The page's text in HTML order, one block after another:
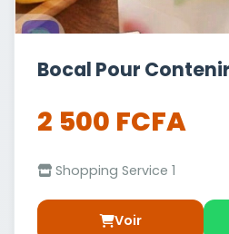
Bocal Pour
2 500 FCFA
Shopping Service 1
Voir